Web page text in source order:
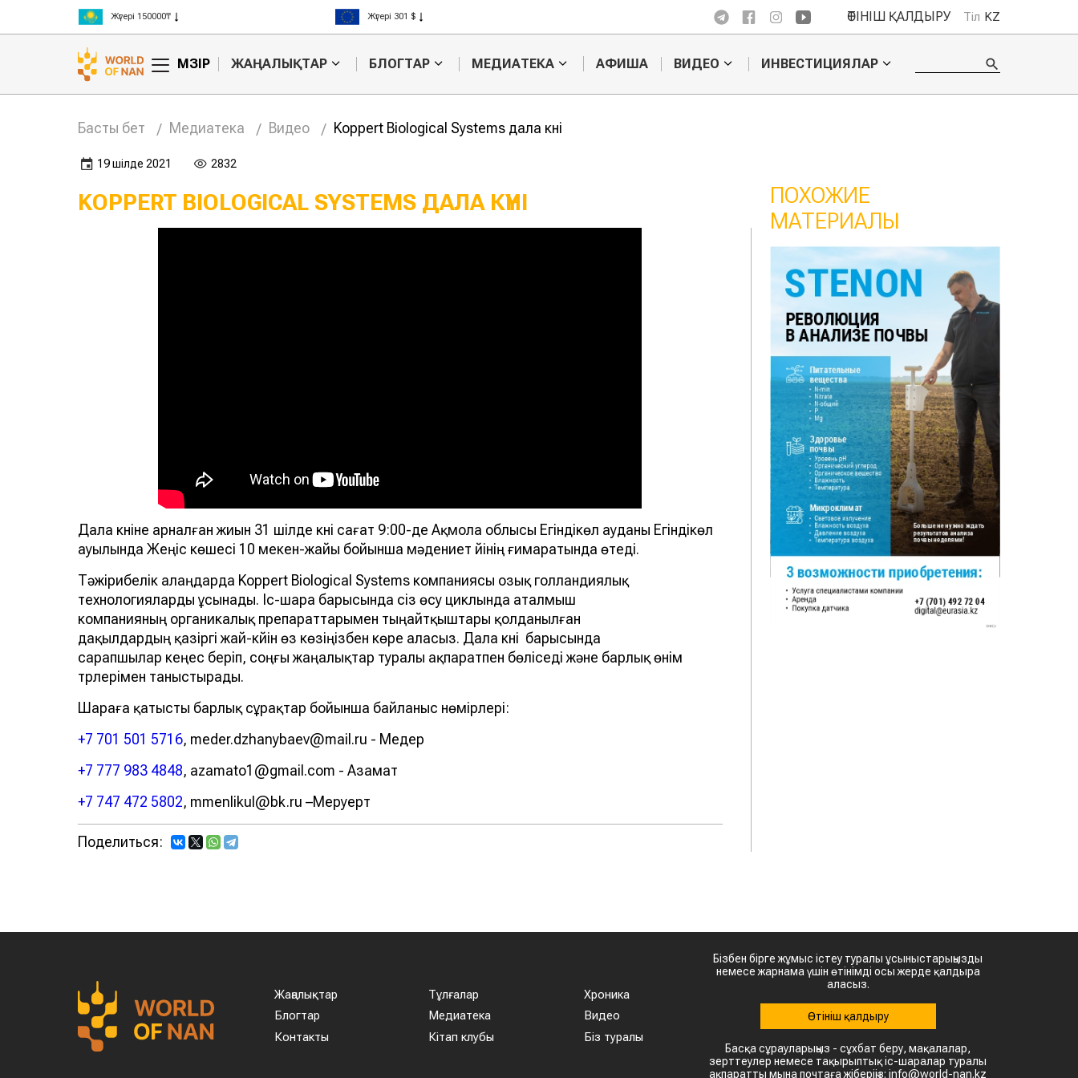
Жүгері 150000₸
Күріш 300000₸
Жүгері 301 $
Күріш 408 $
ӨТІНІШ ҚАЛДЫРУ Тіл KZ
МӘЗІР ЖАҢАЛЫҚТАР БЛОГТАР МЕДИАТЕКА АФИША ВИДЕО ИНВЕСТИЦИЯЛАР
Басты бет Медиатека Видео Koppert Biological Systems дала күні
19 шілде 2021 2832
KOPPERT BIOLOGICAL SYSTEMS ДАЛА КҮНІ
Дала күніне арналған жиын 31 шілде күні сағат 9:00-де Ақмола облысы Егіндікөл ауданы Егіндікөл
ауылында Жеңіс көшесі 10 мекен-жайы бойынша мәдениет үйінің ғимаратында өтеді.
Тәжірибелік алаңдарда Koppert Biological Systems компаниясы озық голландиялық
технологияларды ұсынады. Іс-шара барысында сіз өсу циклында аталмыш
компанияның органикалық препараттарымен тыңайтқыштары қолданылған
дақылдардың қазіргі жай-күйін өз көзіңізбен көре аласыз. Дала күні барысында
сарапшылар кеңес беріп, соңғы жаңалықтар туралы ақпаратпен бөліседі және барлық өнім
түрлерімен таныстырады.
Шараға қатысты барлық сұрақтар бойынша байланыс нөмірлері:
+7 701 501 5716, meder.dzhanybaev@mail.ru - Медер
+7 777 983 4848, azamato1@gmail.com - Азамат
+7 747 472 5802, mmenlikul@bk.ru –Меруерт
Поделиться:
ПОХОЖИЕ
МАТЕРИАЛЫ
Жаңалықтар
Блогтар
Контакты
Тұлғалар
Медиатека
Кітап клубы
Хроника
Видео
Біз туралы
Бізбен бірге жұмыс істеу туралы ұсыныстарыңызды
немесе жарнама үшін өтінімді осы жерде қалдыра
аласыз.
Өтініш қалдыру
Басқа сұрауларыңыз - сұхбат беру, мақалалар,
зерттеулер немесе тақырыптық іс-шаралар туралы
ақпаратты мына почтаға жіберіңіз: info@world-nan.kz